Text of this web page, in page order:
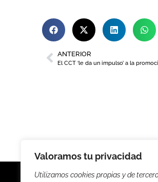
Valoramos tu privacidad
Utilizamos cookies propias y de
ANTERIOR